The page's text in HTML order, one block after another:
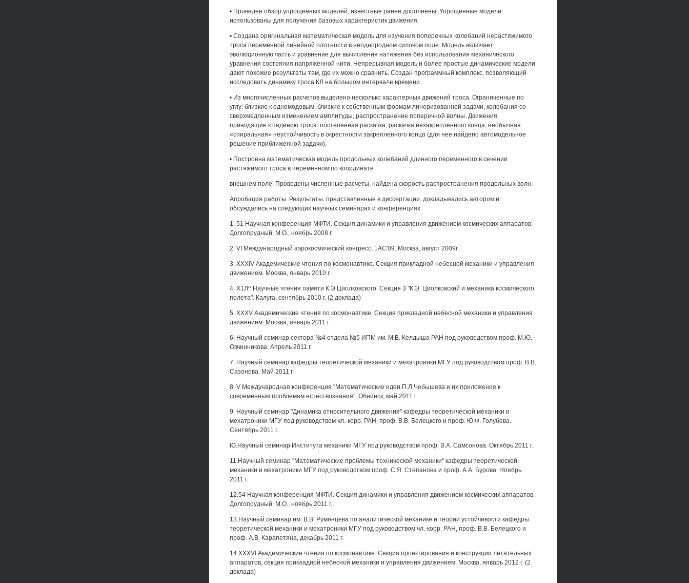
• Проведен обзор упрощенных моделей, известные ранее дополнены. Упрощенные модели
использованы для получения базовых характеристик движения.
• Создана оригинальная математическая модель для изучения поперечных колебаний нерастяжимого
троса переменной линейной плотности в неоднородном силовом поле. Модель включает
эволюционную часть и уравнение для вычисления натяжения без использования механического
уравнения состояния напряженной нити. Непрерывная модель и более простые динамические модели
дают похожие результаты там, где их можно сравнить. Создан программный комплекс, позволяющий
исследовать динамику троса КЛ на большом интервале времени.
• Из многочисленных расчетов выделено несколько характерных движений троса. Ограниченные по
углу: близкие к одномодовым, близкие к собственным формам линеризованной задачи, колебания со
сверхмедленным изменением амплитуды, распространение поперечной волны. Движения,
приводящие к падению троса: постепенная раскачка, раскачка незакрепленного конца, необычная
«спиральная» неустойчивость в окрестности закрепленного конца (для нее найдено автомодельное
решение приближенной задачи).
• Построена математическая модель продольных колебаний длинного переменного в сечении
растяжимого троса в переменном по координате
внешнем поле. Проведены численные расчеты, найдена скорость распространения продольных волн.
Апробация работы. Результаты, представленные в диссертации, докладывались автором и
обсуждались на следующих научных семинарах и конференциях:
1. 51 Научная конференция МФТИ. Секция динамики и управления движением космических аппаратов.
Долгопрудный, М.О., ноябрь 2008 г.
2. VI Международный аэрокосмический конгресс, 1АС'09. Москва, август 2009г.
3. XXXIV Академические чтения по космонавтике. Секция прикладной небесной механики и управления
движением. Москва, январь 2010 г.
4. Х1Л^ Научные чтения памяти К.Э.Циолковского. Секция 3 "К.Э. Циолковский и механика космического
полета". Калуга, сентябрь 2010 г. (2 доклада)
5. XXXV Академические чтения по космонавтике. Секция прикладной небесной механики и управления
движением. Москва, январь 2011 г.
6. Научный семинар сектора №4 отдела №5 ИПМ им. М.В. Келдыша РАН под руководством проф. М.Ю.
Овчинникова. Апрель 2011 г.
7. Научный семинар кафедры теоретической механики и мехатроники МГУ под руководством проф. В.В.
Сазонова. Май 2011 г.
8. V Международная конференция "Математические идеи П.Л.Чебышева и их приложение к
современным проблемам естествознания". Обнинск, май 2011 г.
9. Научный семинар "Динамика относительного движения" кафедры теоретической механики и
мехатроники МГУ под руководством чл.-корр. РАН, проф. В.В. Белецкого и проф. Ю.Ф. Голубева.
Сентябрь 2011 г.
Ю.Научный семинар Института механики МГУ под руководством проф. В.А. Самсонова. Октябрь 2011 г.
11.Научный семинар "Математические проблемы технической механики" кафедры теоретической
механики и мехатроники МГУ под руководством проф. С.Я. Степанова и проф. A.A. Бурова. Ноябрь
2011 г.
12.54 Научная конференция МФТИ. Секция динамики и управления движением космических аппаратов.
Долгопрудный, М.О., ноябрь 2011 г.
13.Научный семинар им. В.В. Румянцева по аналитической механике и теории устойчивости кафедры
теоретической механики и мехатроники МГУ под руководством чл.-корр. РАН, проф. В.В. Белецкого и
проф. A.B. Карапетяна, декабрь 2011 г.
14.XXXVI Академические чтения по космонавтике. Секция проектирования и конструкции летательных
аппаратов, секция прикладной небесной механики и управления движением. Москва, январь 2012 г. (2
доклада)